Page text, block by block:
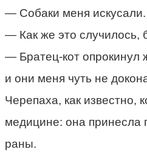
— Собаки меня искусали.
— Как же это случилось,
— Братец-кот опрокинул
и они меня чуть не
Черепаха, как известно,
медицине: она принесла
раны.